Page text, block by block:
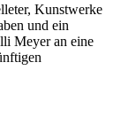
Kunstwerke
und ein
Meyer an eine